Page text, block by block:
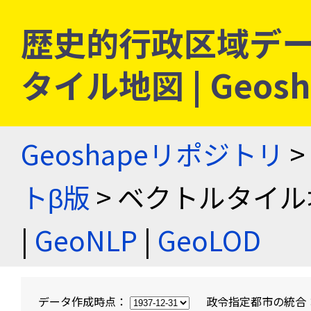
歴史的行政区域デ
タイル地図 |
Geoshapeリポジトリ >
トβ版 > ベクトルタイ
| GeoNLP | GeoLOD
データ作成時点： 政令指定都市の統